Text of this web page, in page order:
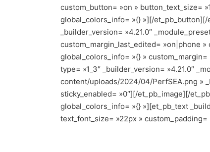
custom_button= »on » button_text_size=
global_colors_info= »{} »][/
_builder_version= »4.21.0″
custom_margin_last_edited= »on|phone
global_colors_info= »{} »
type= »1_3″ _builder_version= »4.21.0″
content/uploads/2024/04/PerfSEA.png »
sticky_enabled= »0″][/et_pb_image][/
global_colors_info= »{} »][et_pb_text
text_font_size= »22px »